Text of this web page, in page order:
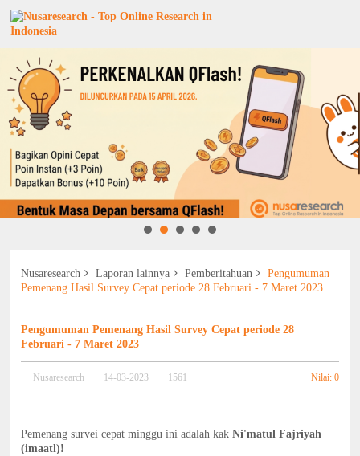
Nusaresearch Laporan lainnya Pemberitahuan
Pengumuman
Pemenang Hasil Survey Cepat periode 28 Februari - 7 Maret 2023
Pengumuman Pemenang Hasil Survey Cepat periode 28
Februari - 7 Maret 2023
Nusaresearch 14-03-2023 1561 Nilai: 0
Pemenang survei cepat minggu ini adalah kakNi'matul Fajriyah
(imaatl)!